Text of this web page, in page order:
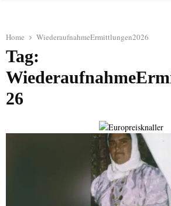
Home WiederaufnahmeErmittlungen2026
Tag:
26